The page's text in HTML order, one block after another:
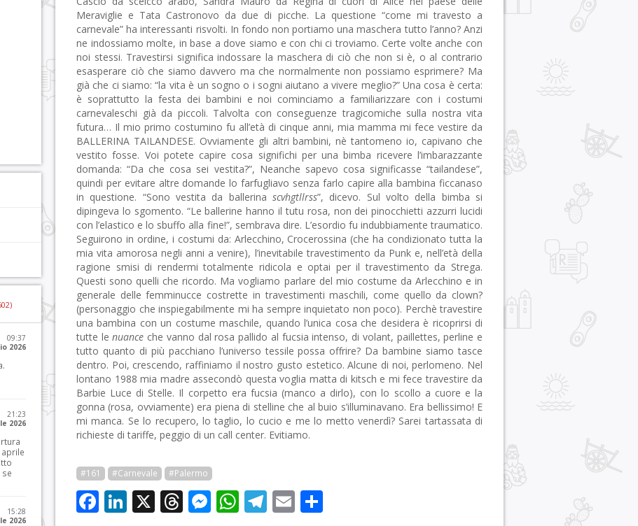
Meraviglie e Tata Castronovo da due di picche. La questione “come mi travesto a
carnevale” ha interessanti risvolti. In fondo non portiamo una maschera tutto l’anno? Anzi
ne indossiamo molte, in base a dove siamo e con chi ci troviamo. Certe volte anche con
noi stessi. Travestirsi significa indossare la maschera di ciò che non si è, o al contrario
esasperare ciò che siamo davvero ma che normalmente non possiamo esprimere? Ma
già che ci siamo: “la vita è un sogno o i sogni aiutano a vivere meglio?” Una cosa è certa:
è soprattutto la festa dei bambini e noi cominciamo a familiarizzare con i costumi
carnevaleschi già da piccoli. Talvolta con conseguenze tragicomiche sulla nostra vita
futura… Il mio primo costumino fu all’età di cinque anni, mia mamma mi fece vestire da
BALLERINA TAILANDESE. Ovviamente gli altri bambini, nè tantomeno io, capivano che
vestito fosse. Voi potete capire cosa significhi per una bimba ricevere l’imbarazzante
domanda: “Da che cosa sei vestita?”, Neanche sapevo cosa significasse “tailandese”,
quindi per evitare altre domande lo farfugliavo senza farlo capire alla bambina ficcanaso
in questione. “Sono vestita da ballerina scvhgtllrss”, dicevo. Sul volto della bimba si
dipingeva lo sgomento. “Le ballerine hanno il tutu rosa, non dei pinocchietti azzurri lucidi
con l’elastico e lo sbuffo alla fine!”, sembrava dire. L’esordio fu indubbiamente traumatico.
Seguirono in ordine, i costumi da: Arlecchino, Crocerossina (che ha condizionato tutta la
mia vita amorosa negli anni a venire), l’inevitabile travestimento da Punk e, nell’età della
ragione smisi di rendermi totalmente ridicola e optai per il travestimento da Strega.
Questi sono quelli che ricordo. Ma vogliamo parlare del mio costume da Arlecchino e in
generale delle femminucce costrette in travestimenti maschili, come quello da clown?
(personaggio che inspiegabilmente mi ha sempre inquietato non poco). Perchè travestire
una bambina con un costume maschile, quando l’unica cosa che desidera è ricoprirsi di
tutte lenuance che vanno dal rosa pallido al fucsia intenso, di volant, paillettes, perline e
tutto quanto di più pacchiano l’universo tessile possa offrire? Da bambine siamo tasce
dentro. Poi, crescendo, raffiniamo il nostro gusto estetico. Alcune di noi, perlomeno. Nel
lontano 1988 mia madre assecondò questa voglia matta di kitsch e mi fece travestire da
Barbie Luce di Stelle. Il corpetto era fucsia (manco a dirlo), con lo scollo a cuore e la
gonna (rosa, ovviamente) era piena di stelline che al buio s’illuminavano. Era bellissimo! E
mi manca. Se lo recupero, lo taglio, lo cucio e me lo metto venerdì? Sarei tartassata di
richieste di tariffe, peggio di un call center. Evitiamo.
#161 #Carnevale #Palermo
Facebook
LinkedIn
X Threads
Messenger
WhatsApp
Telegram
Email
09:37
2026
21:23
2026
15:28
2026